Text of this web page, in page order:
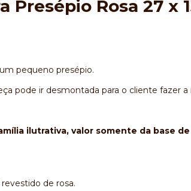
Presépio Rosa 27 x
pequeno presépio.
pode ir desmontada para o cliente fazer
ilutrativa, valor somente da base
de rosa.